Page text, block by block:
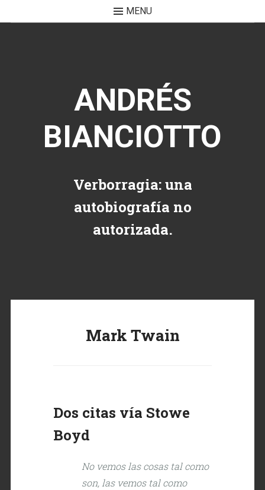
MENU
ANDRÉS
BIANCIOTTO
Verborragia: una
autobiografía no
autorizada.
Mark Twain
Dos citas vía Stowe
Boyd
No vemos las cosas tal como
son, las vemos tal como